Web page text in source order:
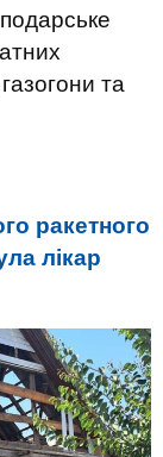
та
ракетного
лікар